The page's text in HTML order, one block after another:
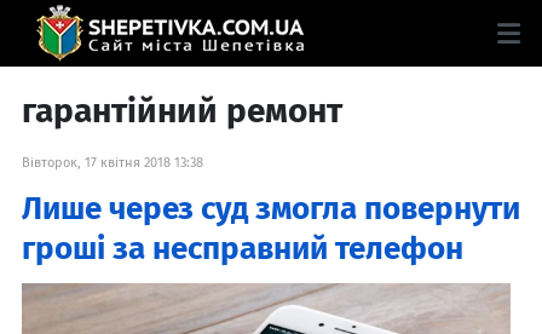
гарантійний ремонт
Вівторок, 17 квітня 2018 13:38
Лише через суд змогла повернути
гроші за несправний телефон